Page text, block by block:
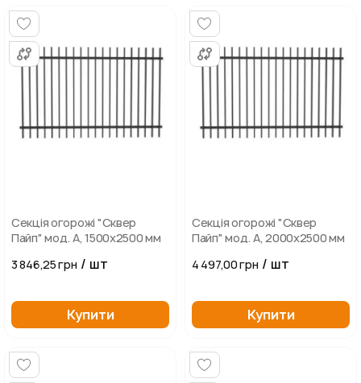
Секція огорожі "Сквер
Пайп" мод. А, 1500х2500 мм
3 846,25 грн / шт
Купити
Секція огорожі "Сквер
Пайп" мод. А, 2000х2500 мм
4 497,00 грн / шт
Купити